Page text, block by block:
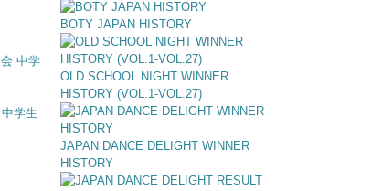
学生
BOTY JAPAN HISTORY
OLD SCHOOL NIGHT WINNER
HISTORY (VOL.1-VOL.27)
JAPAN DANCE DELIGHT WINNER
HISTORY